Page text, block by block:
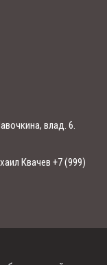
влад. 6.
Квачев +7 (999)